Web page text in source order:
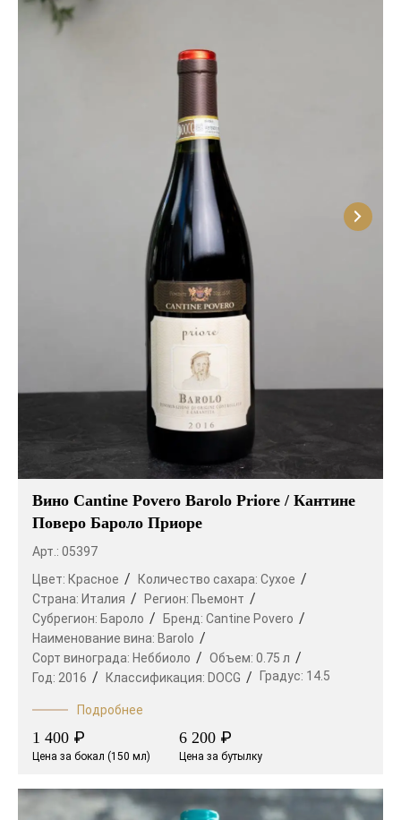
Вино Cantine Povero Barolo Priore / Кантине
Поверо Бароло Приоре
Арт.: 05397
Цвет: Красное Количество сахара: Сухое
Страна: Италия Регион: Пьемонт
Субрегион: Бароло Бренд: Cantine Povero
Наименование вина: Barolo
Сорт винограда: Неббиоло Объем: 0.75 л
Год: 2016 Классификация: DOCG Градус: 14.5
Подробнее
1 400 ₽
Цена за бокал (150 мл)
6 200 ₽
Цена за бутылку